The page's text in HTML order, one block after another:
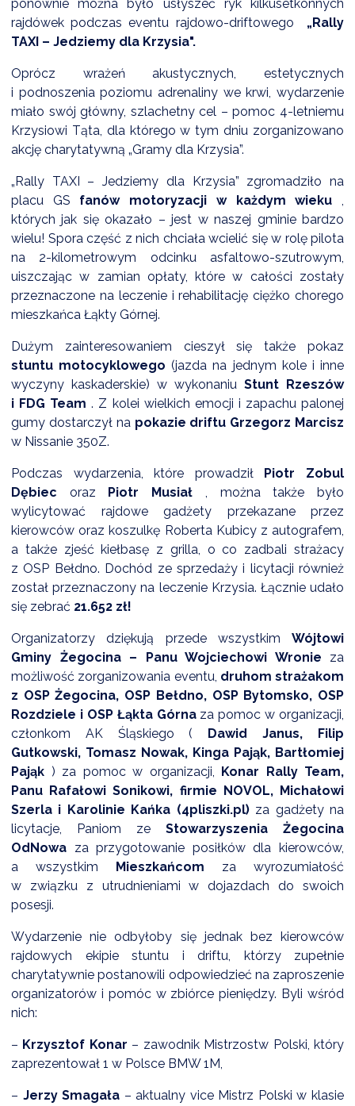
CZYSTE POWIETRZE
EWIDENCJA EMISYJNOŚCI BUDYNKÓW (CEEB)
ponownie można było usłyszeć ryk kilkusetkonnych
rajdówek podczas eventu rajdowo-driftowego „Rally
TAXI – Jedziemy dla Krzysia".
Oprócz wrażeń akustycznych, estetycznych
i podnoszenia poziomu adrenaliny we krwi, wydarzenie
miało swój główny, szlachetny cel – pomoc 4-letniemu
Krzysiowi Tąta, dla którego w tym dniu zorganizowano
akcję charytatywną „Gramy dla Krzysia”.
„Rally TAXI – Jedziemy dla Krzysia” zgromadziło na
placu GS fanów motoryzacji w każdym wieku ,
których jak się okazało – jest w naszej gminie bardzo
wielu! Spora część z nich chciała wcielić się w rolę pilota
na 2-kilometrowym odcinku asfaltowo-szutrowym,
uiszczając w zamian opłaty, które w całości zostały
przeznaczone na leczenie i rehabilitację ciężko chorego
mieszkańca Łąkty Górnej.
Dużym zainteresowaniem cieszył się także pokaz
stuntu motocyklowego (jazda na jednym kole i inne
wyczyny kaskaderskie) w wykonaniu Stunt Rzeszów
i FDG Team . Z kolei wielkich emocji i zapachu palonej
gumy dostarczył na pokazie driftu Grzegorz Marcisz
w Nissanie 350Z.
Podczas wydarzenia, które prowadził Piotr Zobul
Dębiec oraz Piotr Musiał , można także było
wylicytować rajdowe gadżety przekazane przez
kierowców oraz koszulkę Roberta Kubicy z autografem,
a także zjeść kiełbasę z grilla, o co zadbali strażacy
z OSP Bełdno. Dochód ze sprzedaży i licytacji również
został przeznaczony na leczenie Krzysia. Łącznie udało
się zebrać 21.652 zł!
Organizatorzy dziękują przede wszystkim Wójtowi
Gminy Żegocina – Panu Wojciechowi Wronie za
możliwość zorganizowania eventu, druhom strażakom
z OSP Żegocina, OSP Bełdno, OSP Bytomsko, OSP
Rozdziele i OSP Łąkta Górnaza pomoc w organizacji,
członkom AK Śląskiego ( Dawid Janus, Filip
Gutkowski, Tomasz Nowak, Kinga Pająk, Bartłomiej
Pająk ) za pomoc w organizacji, Konar Rally Team,
Panu Rafałowi Sonikowi, firmie NOVOL, Michałowi
Szerla i Karolinie Kańka (4pliszki.pl)za gadżety na
licytacje, Paniom ze Stowarzyszenia Żegocina
OdNowa za przygotowanie posiłków dla kierowców,
a wszystkim Mieszkańcom za wyrozumiałość
w związku z utrudnieniami w dojazdach do swoich
posesji.
Wydarzenie nie odbyłoby się jednak bez kierowców
rajdowych ekipie stuntu i driftu, którzy zupełnie
charytatywnie postanowili odpowiedzieć na zaproszenie
organizatorów i pomóc w zbiórce pieniędzy. Byli wśród
nich:
– Krzysztof Konar – zawodnik Mistrzostw Polski, który
zaprezentował 1 w Polsce BMW 1M,
– Jerzy Smagała – aktualny vice Mistrz Polski w klasie